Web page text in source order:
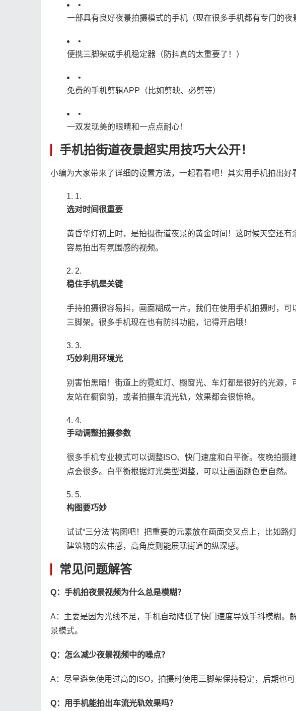
•
一部具有良好夜景拍摄模式的手机（现在很多手机都有专门的夜
•
便携三脚架或手机稳定器（防抖真的太重要了！）
•
免费的手机剪辑APP（比如剪映、必剪等）
•
一双发现美的眼睛和一点点耐心！
手机拍街道夜景超实用技巧大公开！
小编为大家带来了详细的设置方法，一起看看吧！其实用手机拍出
1.
​选对时间很重要​
黄昏华灯初上时，是拍摄街道夜景的黄金时间！这时候天空还
容易拍出有氛围感的视频。
2.
​稳住手机是关键​
手持拍摄很容易抖，画面糊成一片。我们在使用手机拍摄时，
三脚架。很多手机现在也有防抖功能，记得开启哦！
3.
​巧妙利用环境光​
别害怕黑暗！街道上的霓虹灯、橱窗光、车灯都是很好的光源
友站在橱窗前，或者拍摄车流光轨，效果都会很惊艳。
4.
​手动调整拍摄参数​
很多手机专业模式可以调整ISO、快门速度和白平衡。夜晚拍摄
点会很多。白平衡根据灯光类型调整，可以让画面颜色更自然。
5.
​构图要巧妙​
试试“三分法”构图吧！把重要的元素放在画面交叉点上，比如路
建筑物的宏伟感，高角度则能展现街道的纵深感。
常见问题解答
​Q：手机拍夜景视频为什么总是模糊？​
A：主要是因为光线不足，手机自动降低了快门速度导致手抖模糊。
景模式。
​Q：怎么减少夜景视频中的噪点？​
A：尽量避免使用过高的ISO，拍摄时使用三脚架保持稳定，后期也可
​Q：用手机能拍出车流光轨效果吗？​